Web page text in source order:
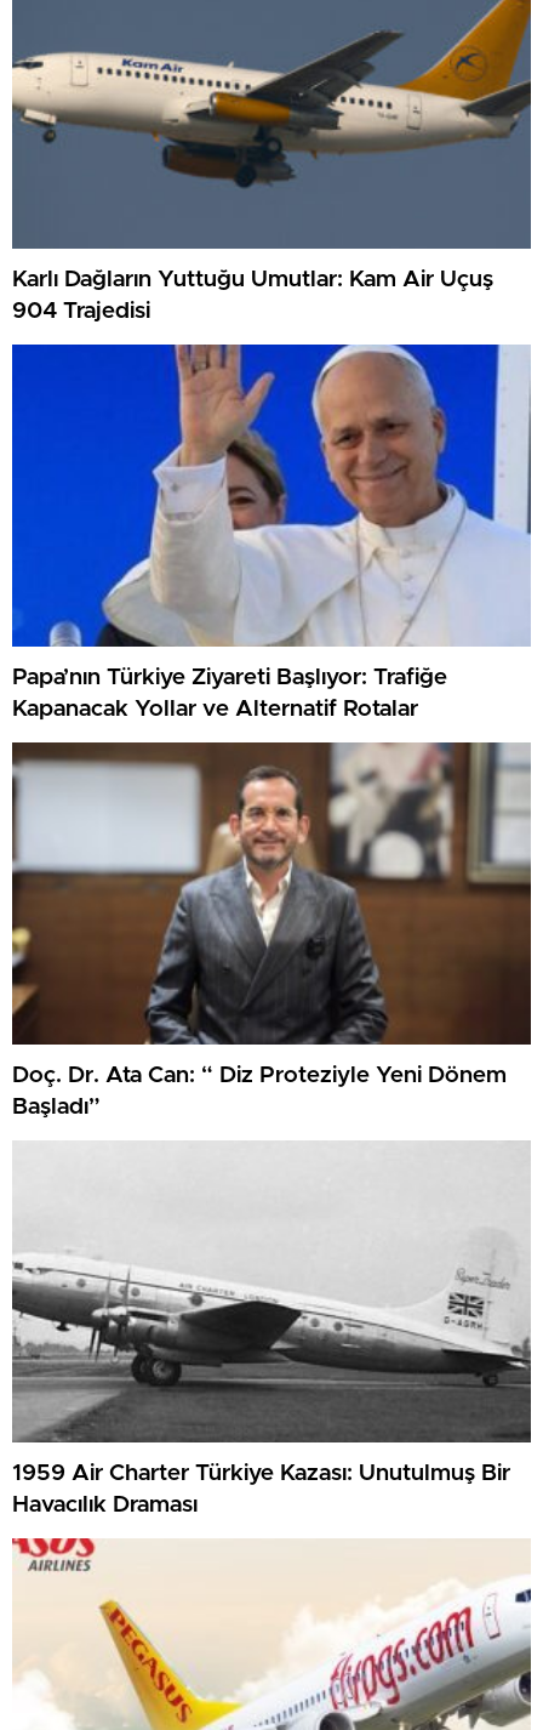
Karlı Dağların Yuttuğu Umutlar: Kam Air Uçuş
904 Trajedisi
Papa’nın Türkiye Ziyareti Başlıyor: Trafiğe
Kapanacak Yollar ve Alternatif Rotalar
Doç. Dr. Ata Can: “ Diz Proteziyle Yeni Dönem
Başladı”
1959 Air Charter Türkiye Kazası: Unutulmuş Bir
Havacılık Draması